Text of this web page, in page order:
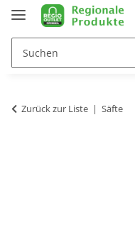
Zurück zur Liste Säfte